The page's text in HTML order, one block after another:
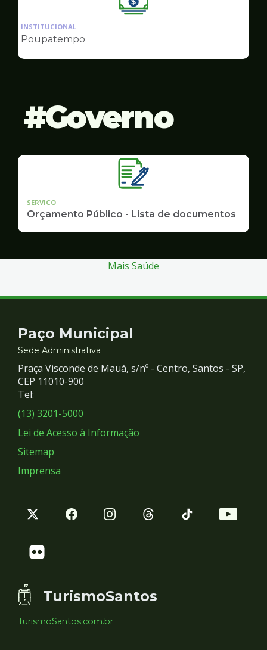
Ilustração
Finanças
INSTITUCIONAL
Poupatempo
Governo
SERVICO
Orçamento Público - Lista de documentos
Mais Saúde
Contato
e
Redes
Sociais
Paço Municipal
Sede Administrativa
Praça Visconde de Mauá, s/nº - Centro, Santos - SP,
CEP 11010-900
Tel:
(13) 3201-5000
Lei de Acesso à Informação
Sitemap
Imprensa
TurismoSantos
TurismoSantos.com.br